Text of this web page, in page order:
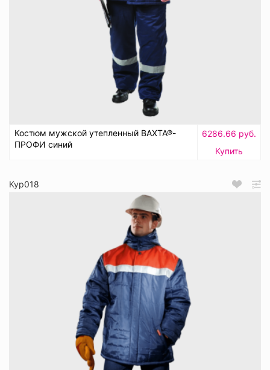
Костюм мужской утепленный ВАХТА®-
ПРОФИ синий
6286.66 руб.
Купить
Кур018